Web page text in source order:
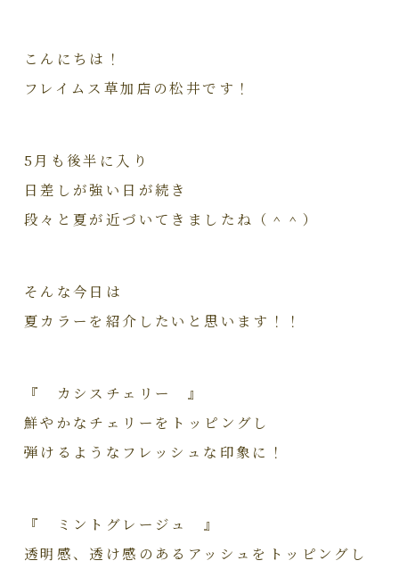
こんにちは！
フレイムス草加店の松井です！
5月も後半に入り
日差しが強い日が続き
段々と夏が近づいてきましたね（＾＾）
そんな今日は
夏カラーを紹介したいと思います！！
『 カシスチェリー 』
鮮やかなチェリーをトッピングし
弾けるようなフレッシュな印象に！
『 ミントグレージュ 』
透明感、透け感のあるアッシュをトッピングし